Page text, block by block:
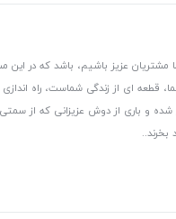
عزیز باشیم، باشد که در این
قطعه ای از زندگی شماست، راه
شده و باری از دوش عزیزانی که از